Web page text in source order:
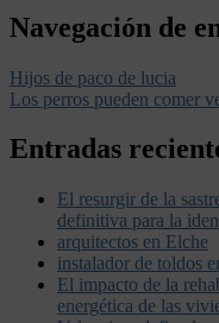
Navegación de
Hijos de paco de lucia
Los perros pueden comer
Entradas
El resurgir de la
definitiva para la
arquitectos en Elche
instalador de toldos
El impacto de la
energética de las